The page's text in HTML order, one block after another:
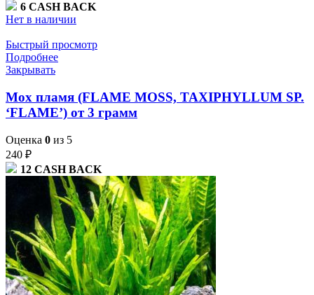
6 CASH BACK
Нет в наличии
Быстрый просмотр
Подробнее
Закрывать
Мох пламя (FLAME MOSS, TAXIPHYLLUM SP.
‘FLAME’) от 3 грамм
Оценка 0 из 5
240 ₽
12 CASH BACK